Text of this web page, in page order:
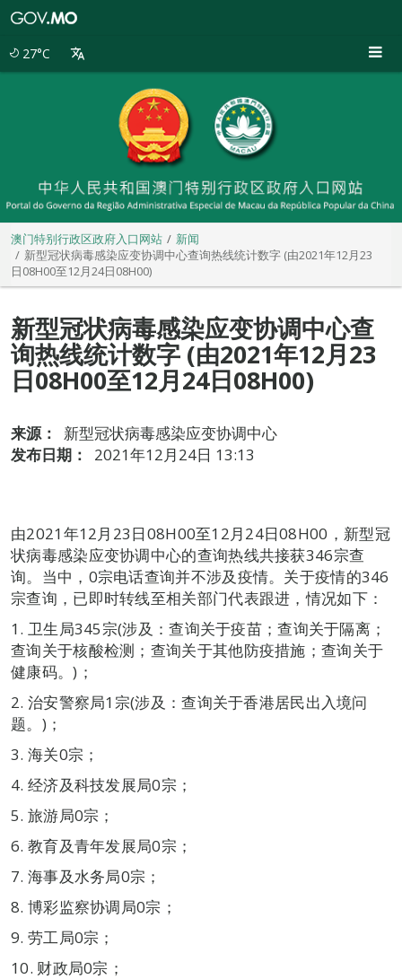
27°C
澳门特别行政区政府入口网站
新闻
新型冠状病毒感染应变协调中心查询热线统计数字 (由2021年12月23
日08H00至12月24日08H00)
新型冠状病毒感染应变协调中心查
询热线统计数字 (由2021年12月23
日08H00至12月24日08H00)
来源：
新型冠状病毒感染应变协调中心
发布日期：
2021年12月24日 13:13
由2021年12月23日08H00至12月24日08H00，新型冠
状病毒感染应变协调中心的查询热线共接获346宗查
询。当中，0宗电话查询并不涉及疫情。关于疫情的346
宗查询，已即时转线至相关部门代表跟进，情况如下：
1. 卫生局345宗(涉及：查询关于疫苗；查询关于隔离；
查询关于核酸检测；查询关于其他防疫措施；查询关于
健康码。)；
2. 治安警察局1宗(涉及：查询关于香港居民出入境问
题。)；
3. 海关0宗；
4. 经济及科技发展局0宗；
5. 旅游局0宗；
6. 教育及青年发展局0宗；
7. 海事及水务局0宗；
8. 博彩监察协调局0宗；
9. 劳工局0宗；
10. 财政局0宗；